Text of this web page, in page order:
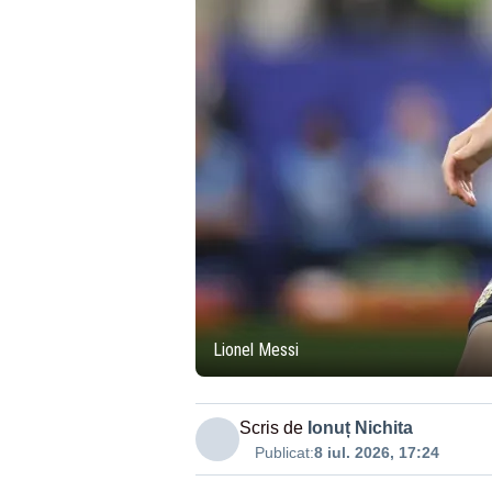
Lionel Messi
Scris de Ionuț Nichita
Publicat:8 iul. 2026, 17:24